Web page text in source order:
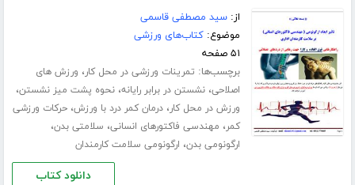
از:سید مصطفی قاسمی
موضوع:کتاب‌های ورزشی
۵۱ صفحه
برچسب‌ها: تمرینات ورزشی در محل کار، ورزش های
اصلاحی،نشستن در برابر رایانه،نحوه پشت میز نشستن،
ورزش در محل کار،درمان کمر درد با ورزش،حرکات ورزشی
کمر، مهندسی فاکتورهای انسانی، سلامتی بدن،
ارگونومی بدن، ارگونومی سلامت کارمندان
دانلود کتاب